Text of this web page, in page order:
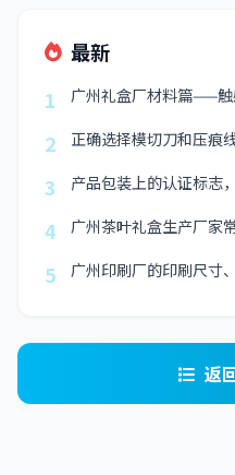
最新
1
广州礼盒厂材料篇——
2 正确选择模切刀和压痕
3 产品包装上的认证标志
4 广州茶叶礼盒生产厂家
5 广州印刷厂的印刷尺寸
返